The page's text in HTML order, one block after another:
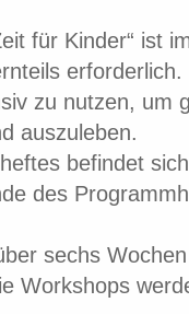
für Kinder“ ist
zu nutzen, um
auszuleben.
befindet
des
sechs
Workshops